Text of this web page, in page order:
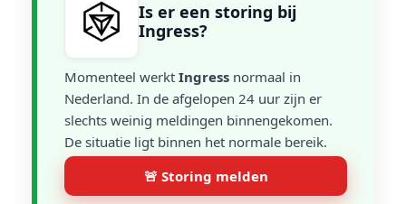
Is er een storing bij
Ingress?
Momenteel werkt Ingress normaal in
Nederland. In de afgelopen 24 uur zijn er
slechts weinig meldingen binnengekomen.
De situatie ligt binnen het normale bereik.
🚨 Storing melden